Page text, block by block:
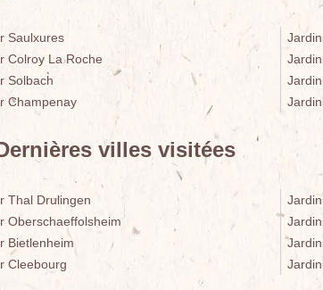
Saulxures
Colroy La Roche
Solbach
Champenay
villes visitées
Thal Drulingen
Oberschaeffolsheim
Bietlenheim
Cleebourg